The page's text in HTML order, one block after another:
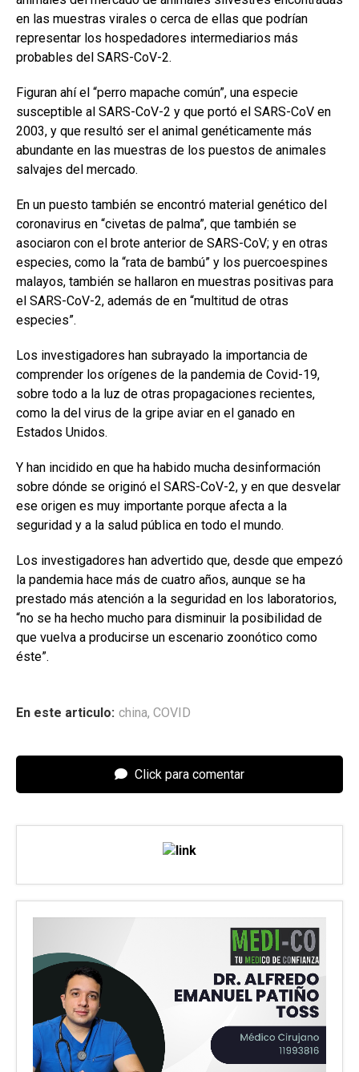
en las muestras virales o cerca de ellas que podrían
representar los hospedadores intermediarios más
probables del SARS-CoV-2.
Figuran ahí el “perro mapache común”, una especie
susceptible al SARS-CoV-2 y que portó el SARS-CoV en
2003, y que resultó ser el animal genéticamente más
abundante en las muestras de los puestos de animales
salvajes del mercado.
En un puesto también se encontró material genético del
coronavirus en “civetas de palma”, que también se
asociaron con el brote anterior de SARS-CoV; y en otras
especies, como la “rata de bambú” y los puercoespines
malayos, también se hallaron en muestras positivas para
el SARS-CoV-2, además de en “multitud de otras
especies”.
Los investigadores han subrayado la importancia de
comprender los orígenes de la pandemia de Covid-19,
sobre todo a la luz de otras propagaciones recientes,
como la del virus de la gripe aviar en el ganado en
Estados Unidos.
Y han incidido en que ha habido mucha desinformación
sobre dónde se originó el SARS-CoV-2, y en que desvelar
ese origen es muy importante porque afecta a la
seguridad y a la salud pública en todo el mundo.
Los investigadores han advertido que, desde que empezó
la pandemia hace más de cuatro años, aunque se ha
prestado más atención a la seguridad en los laboratorios,
“no se ha hecho mucho para disminuir la posibilidad de
que vuelva a producirse un escenario zoonótico como
éste”.
En este articulo: china, COVID
Click para comentar